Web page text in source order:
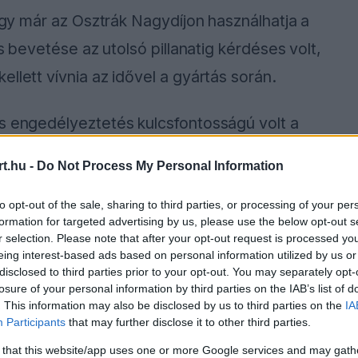
- Do Not Process My Personal Information
opt-out of the sale, sharing to third parties, or processing of your
for targeted advertising by us, please use the below opt-out
selection. Please note that after your opt-out request is processed
interest-based ads based on personal information utilized by us
to third parties prior to your opt-out. You may separately
of your personal information by third parties on the IAB’s list of
This information may also be disclosed by us to third parties on the
Participants that may further disclose it to other third parties.
that this website/app uses one or more Google services and may
már az Osztrák Nagydíjon használhatja a
az utolsó pillanatig kérdéses volt,
vívnia az idővel a gyártás során.
engedélyeztetés kulcsfontosságú volt a
végül megérkezett a csapathoz. Az új,
egy tizedmásodperces javulást
valamint a Shell által
the server or network failed or because the
supported.